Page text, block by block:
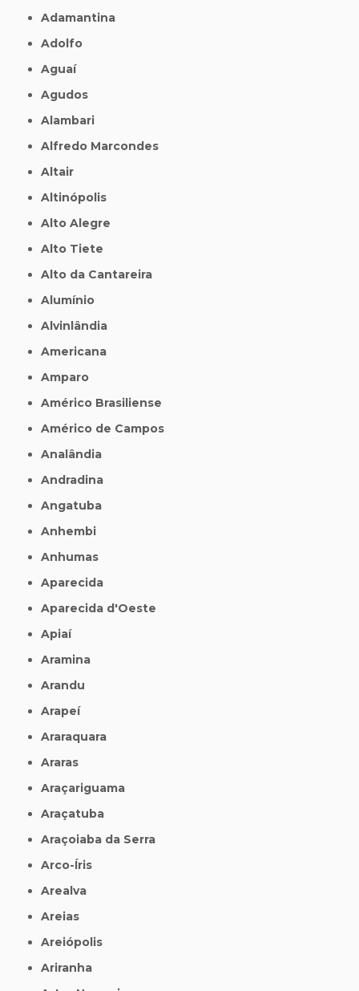
Adamantina
Adolfo
Aguaí
Agudos
Alambari
Alfredo Marcondes
Altair
Altinópolis
Alto Alegre
Alto Tiete
Alto da Cantareira
Alumínio
Alvinlândia
Americana
Amparo
Américo Brasiliense
Américo de Campos
Analândia
Andradina
Angatuba
Anhembi
Anhumas
Aparecida
Aparecida d'Oeste
Apiaí
Aramina
Arandu
Arapeí
Araraquara
Araras
Araçariguama
Araçatuba
Araçoiaba da Serra
Arco-Íris
Arealva
Areias
Areiópolis
Ariranha